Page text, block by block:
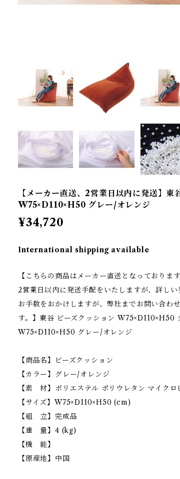
【メーカー直送、2営業日以内に発送】東
W75×D110×H50 グレー/オレンジ
¥34,720
International shipping available
【こちらの商品はメーカー直送となっております
2営業日以内に発送手配をいたしますが、詳しい
お手数をおかけしますが、弊社までお問い合わ
す。】東谷 ビーズクッション W75×D110×H50
W75×D110×H50 グレー/オレンジ
【商品名】ビーズクッション
【カラー】グレー/オレンジ
【素 材】ポリエステル ポリウレタン マイクロ
【サイズ】W75×D110×H50 (cm)
【組 立】完成品
【重 量】4 (kg)
【機 能】
【原産地】中国